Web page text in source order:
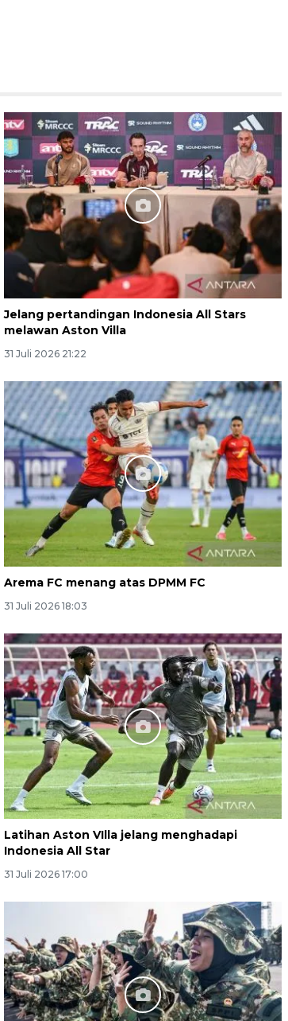
Jelang pertandingan Indonesia All Stars
melawan Aston Villa
31 Juli 2026 21:22
Arema FC menang atas DPMM FC
31 Juli 2026 18:03
Latihan Aston VIlla jelang menghadapi
Indonesia All Star
31 Juli 2026 17:00
Penutupan latihan bela negara
dan manajerial SPPI di
Balikpapan
31 Juli 2026 18:01
Taklukkan DPMM FC, Persib
amankan tiket semifinal Piala
Presiden
29 Juli 2026 01:36